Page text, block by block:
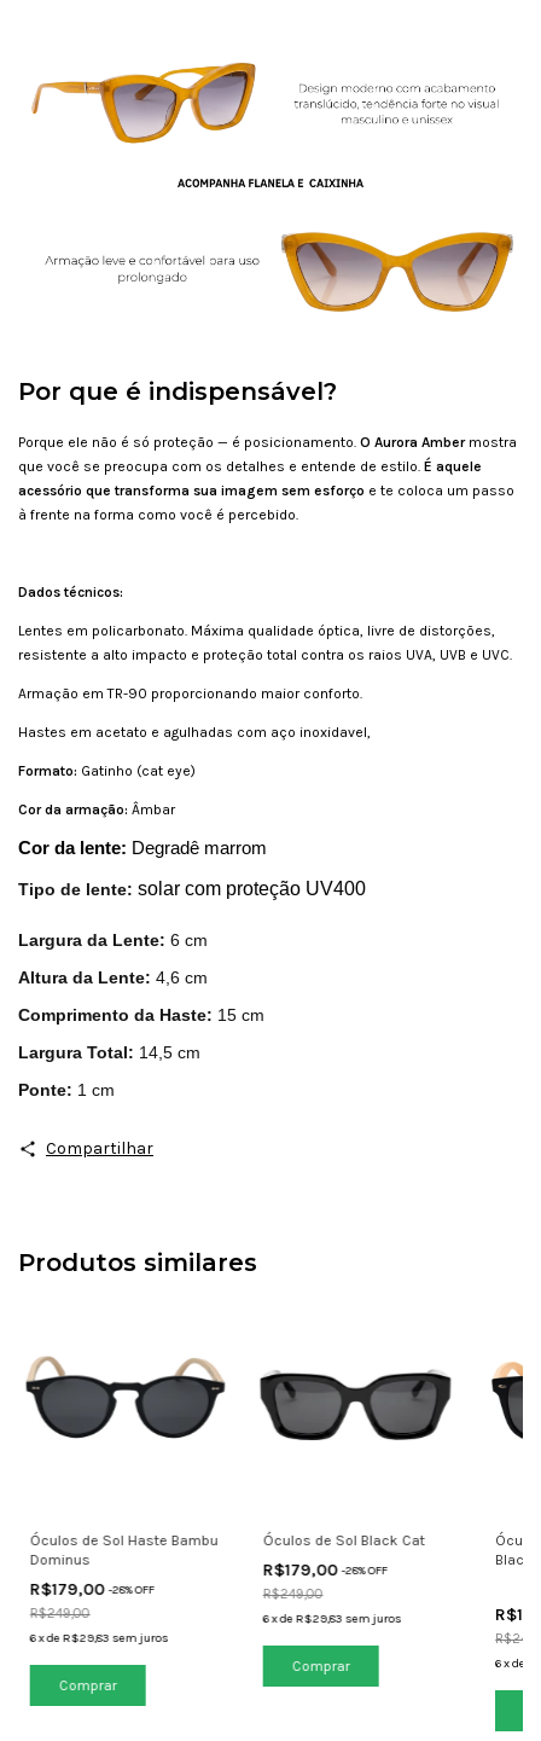
Por que é indispensável?
Porque ele não é só proteção — é posicionamento. O Aurora Ambermostra
que você se preocupa com os detalhes e entende de estilo. É aquele
acessório que transforma sua imagem sem esforço e te coloca um passo
à frente na forma como você é percebido.
Dados técnicos:
Lentes em policarbonato. Máxima qualidade óptica, livre de distorções,
resistente a alto impacto e proteção total contra os raios UVA, UVB e UVC.
Armação em TR-90 proporcionando maior conforto.
Hastes em acetato e agulhadas com aço inoxidavel,
Formato: Gatinho (cat eye)
Cor da armação: Âmbar
Cor da lente: Degradê marrom
Tipo de lente: solar com proteção UV400
Largura da Lente: 6 cm
Altura da Lente: 4,6 cm
Comprimento da Haste: 15 cm
Largura Total: 14,5 cm
Ponte: 1 cm
Compartilhar
Produtos similares
Óculos de Sol Haste Bambu
Dominus
R$179,00-28% OFF
R$249,00
6xdeR$29,83 sem juros
Óculos de Sol Black Cat
R$179,00-28% OFF
R$249,00
6xdeR$29,83 sem juros
Black
6xde